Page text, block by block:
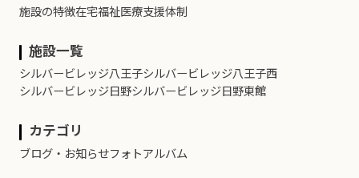
施設の特徴在宅福祉医療支援体制
施設一覧
シルバービレッジ八王子シルバービレッジ八王子西
シルバービレッジ日野シルバービレッジ日野東館
カテゴリ
ブログ・お知らせフォトアルバム